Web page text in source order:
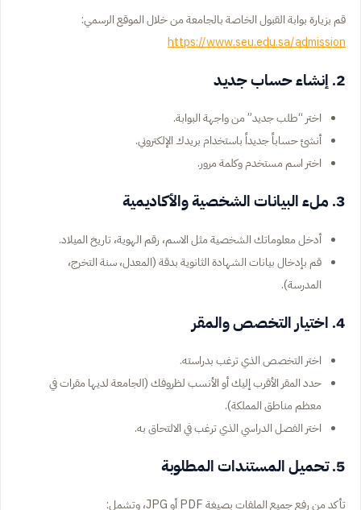
قم بزيارة بوابة القبول الخاصة بالجامعة من خلال الموقع الرسمي:
https://www.seu.edu.sa/admission
2. إنشاء حساب جديد
اختر “طلب جديد” من واجهة البوابة.
أنشئ حساباً جديداً باستخدام بريدك الإلكتروني.
اختر اسم مستخدم وكلمة مرور.
3. ملء البيانات الشخصية والأكاديمية
أدخل معلوماتك الشخصية مثل الاسم، رقم الهوية، تاريخ الميلاد.
قم بإدخال بيانات الشهادة الثانوية بدقة (المعدل، سنة التخرج،
المدرسة).
4. اختيار التخصص والمقر
اختر التخصص الذي ترغب بدراسته.
حدد المقر الأقرب إليك أو الأنسب لظروفك (الجامعة لديها مقرات في
معظم مناطق المملكة).
اختر الفصل الدراسي الذي ترغب في الالتحاق به.
5. تحميل المستندات المطلوبة
تأكد من رفع جميع الملفات بصيغة PDF أو JPG، وتشمل: